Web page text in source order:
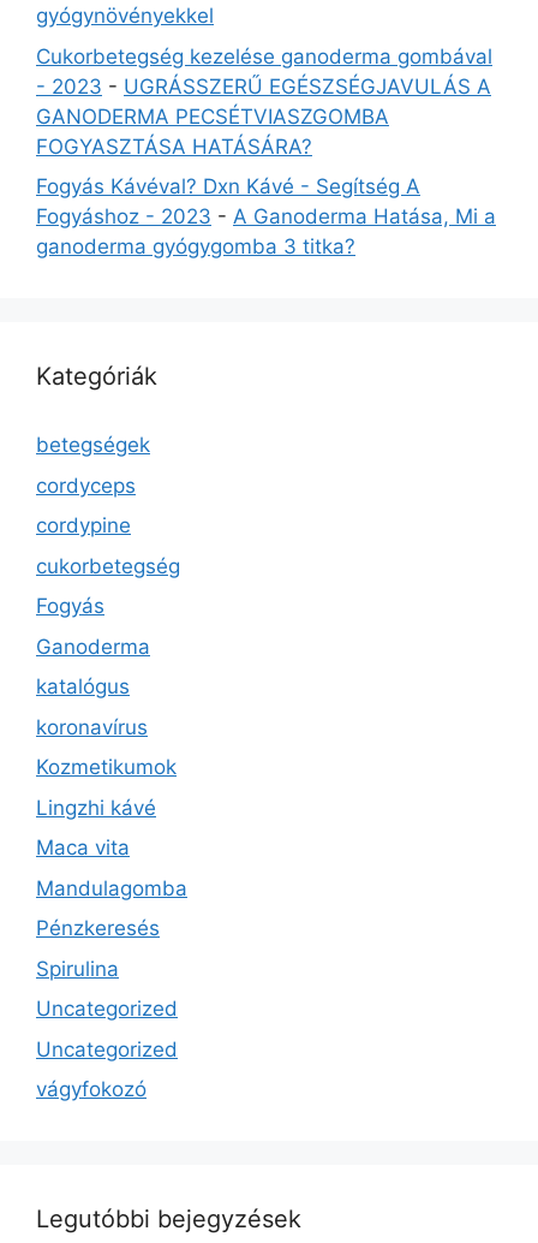
gyógynövényekkel
Cukorbetegség kezelése ganoderma gombával
- 2023 - UGRÁSSZERŰ EGÉSZSÉGJAVULÁS A
GANODERMA PECSÉTVIASZGOMBA
FOGYASZTÁSA HATÁSÁRA?
Fogyás Kávéval? Dxn Kávé - Segítség A
Fogyáshoz - 2023 - A Ganoderma Hatása, Mi a
ganoderma gyógygomba 3 titka?
Kategóriák
betegségek
cordyceps
cordypine
cukorbetegség
Fogyás
Ganoderma
katalógus
koronavírus
Kozmetikumok
Lingzhi kávé
Maca vita
Mandulagomba
Pénzkeresés
Spirulina
Uncategorized
Uncategorized
vágyfokozó
Legutóbbi bejegyzések